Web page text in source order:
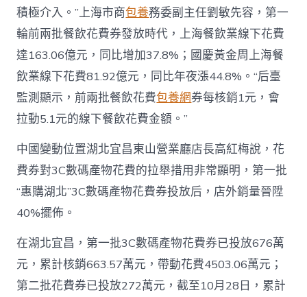
積極介入。”上海市商包養務委副主任劉敏先容，第一
輪前兩批餐飲花費券發放時代，上海餐飲業線下花費
達163.06億元，同比增加37.8%；國慶黃金周上海餐
飲業線下花費81.92億元，同比年夜漲44.8%。“后臺
監測顯示，前兩批餐飲花費包養網券每核銷1元，會
拉動5.1元的線下餐飲花費金額。”
中國變動位置湖北宜昌東山營業廳店長高紅梅說，花
費券對3C數碼產物花費的拉舉措用非常顯明，第一批
“惠購湖北”3C數碼產物花費券投放后，店外銷量晉陞
40%擺佈。
在湖北宜昌，第一批3C數碼產物花費券已投放676萬
元，累計核銷663.57萬元，帶動花費4503.06萬元；
第二批花費券已投放272萬元，截至10月28日，累計